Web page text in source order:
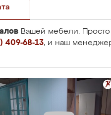
Вашей мебели.
409-68-13, и наш